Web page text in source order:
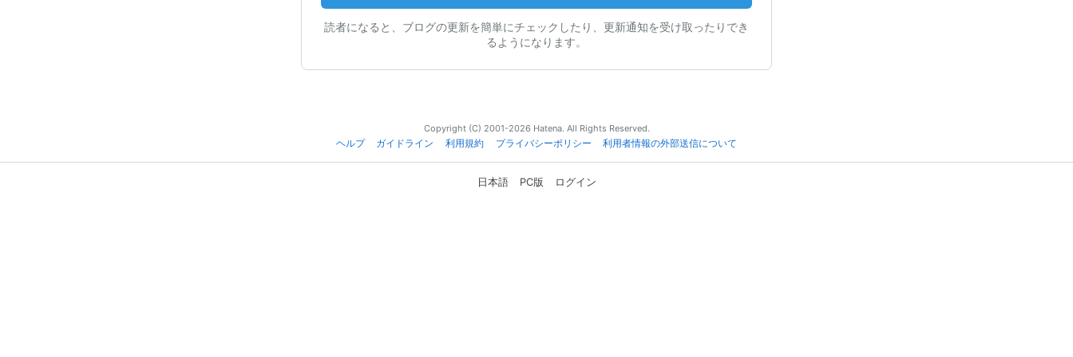
読者になると、ブログの更新を簡単にチェックしたり、更新通知を受け取ったりでき
るようになります。
Copyright (C) 2001-2026 Hatena. All Rights Reserved.
ヘルプ
ガイドライン 利用規約 プライバシーポリシー 利用者情報の外部送信について
日本語 PC版 ログイン